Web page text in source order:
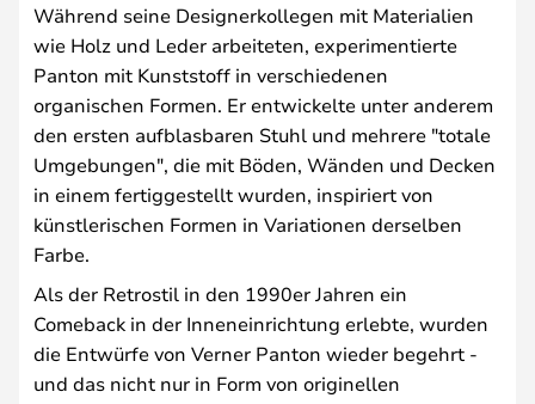
Während seine Designerkollegen mit Materialien
wie Holz und Leder arbeiteten, experimentierte
Panton mit Kunststoff in verschiedenen
organischen Formen. Er entwickelte unter anderem
den ersten aufblasbaren Stuhl und mehrere "totale
Umgebungen", die mit Böden, Wänden und Decken
in einem fertiggestellt wurden, inspiriert von
künstlerischen Formen in Variationen derselben
Farbe.
Als der Retrostil in den 1990er Jahren ein
Comeback in der Inneneinrichtung erlebte, wurden
die Entwürfe von Verner Panton wieder begehrt -
und das nicht nur in Form von originellen